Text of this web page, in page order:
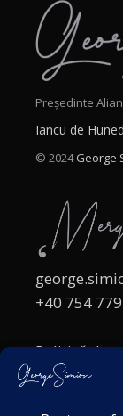
Președinte
Iancu de
© 2024George
+40 754
Politică de
Politica